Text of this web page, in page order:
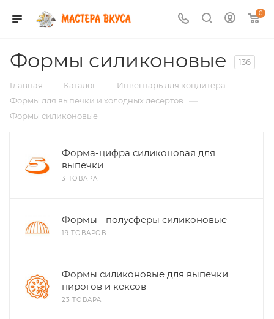
0
Формы силиконовые 136
Главная — Каталог — Инвентарь для кондитера —
Формы для выпечки и холодных десертов —
Формы силиконовые
Форма-цифра силиконовая для
выпечки
3 ТОВАРА
Формы - полусферы силиконовые
19 ТОВАРОВ
Формы силиконовые для выпечки
пирогов и кексов
23 ТОВАРА